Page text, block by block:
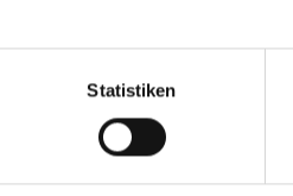
Statistiken